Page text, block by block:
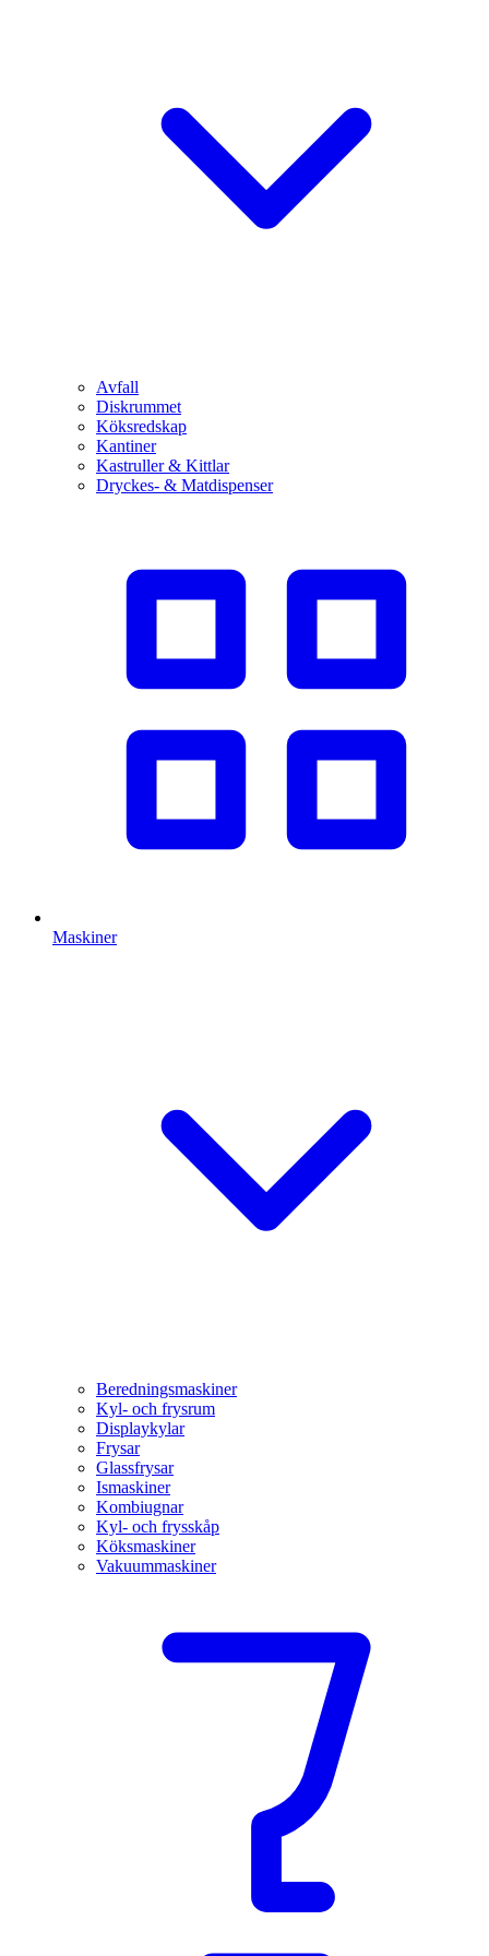
Avfall
Diskrummet
Köksredskap
Kantiner
Kastruller & Kittlar
Dryckes- & Matdispenser
Maskiner
Beredningsmaskiner
Kyl- och frysrum
Displaykylar
Frysar
Glassfrysar
Ismaskiner
Kombiugnar
Kyl- och frysskåp
Köksmaskiner
Vakuummaskiner